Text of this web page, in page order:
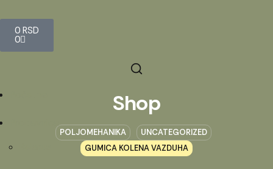
0 RSD
0
Shop
POLJOMEHANIKA
UNCATEGORIZED
GUMICA KOLENA VAZDUHA